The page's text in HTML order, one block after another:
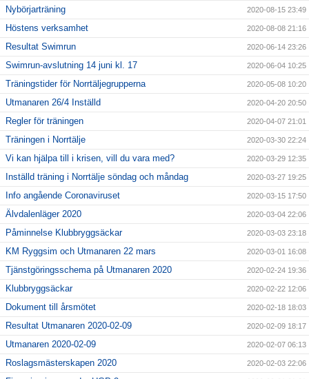
Nybörjarträning 2020-08-15 23:49
Höstens verksamhet 2020-08-08 21:16
Resultat Swimrun 2020-06-14 23:26
Swimrun-avslutning 14 juni kl. 17 2020-06-04 10:25
Träningstider för Norrtäljegrupperna 2020-05-08 10:20
Utmanaren 26/4 Inställd 2020-04-20 20:50
Regler för träningen 2020-04-07 21:01
Träningen i Norrtälje 2020-03-30 22:24
Vi kan hjälpa till i krisen, vill du vara med? 2020-03-29 12:35
Inställd träning i Norrtälje söndag och måndag 2020-03-27 19:25
Info angående Coronaviruset 2020-03-15 17:50
Älvdalenläger 2020 2020-03-04 22:06
Påminnelse Klubbryggsäckar 2020-03-03 23:18
KM Ryggsim och Utmanaren 22 mars 2020-03-01 16:08
Tjänstgöringsschema på Utmanaren 2020 2020-02-24 19:36
Klubbryggsäckar 2020-02-22 12:06
Dokument till årsmötet 2020-02-18 18:03
Resultat Utmanaren 2020-02-09 2020-02-09 18:17
Utmanaren 2020-02-09 2020-02-07 06:13
Roslagsmästerskapen 2020 2020-02-03 22:06